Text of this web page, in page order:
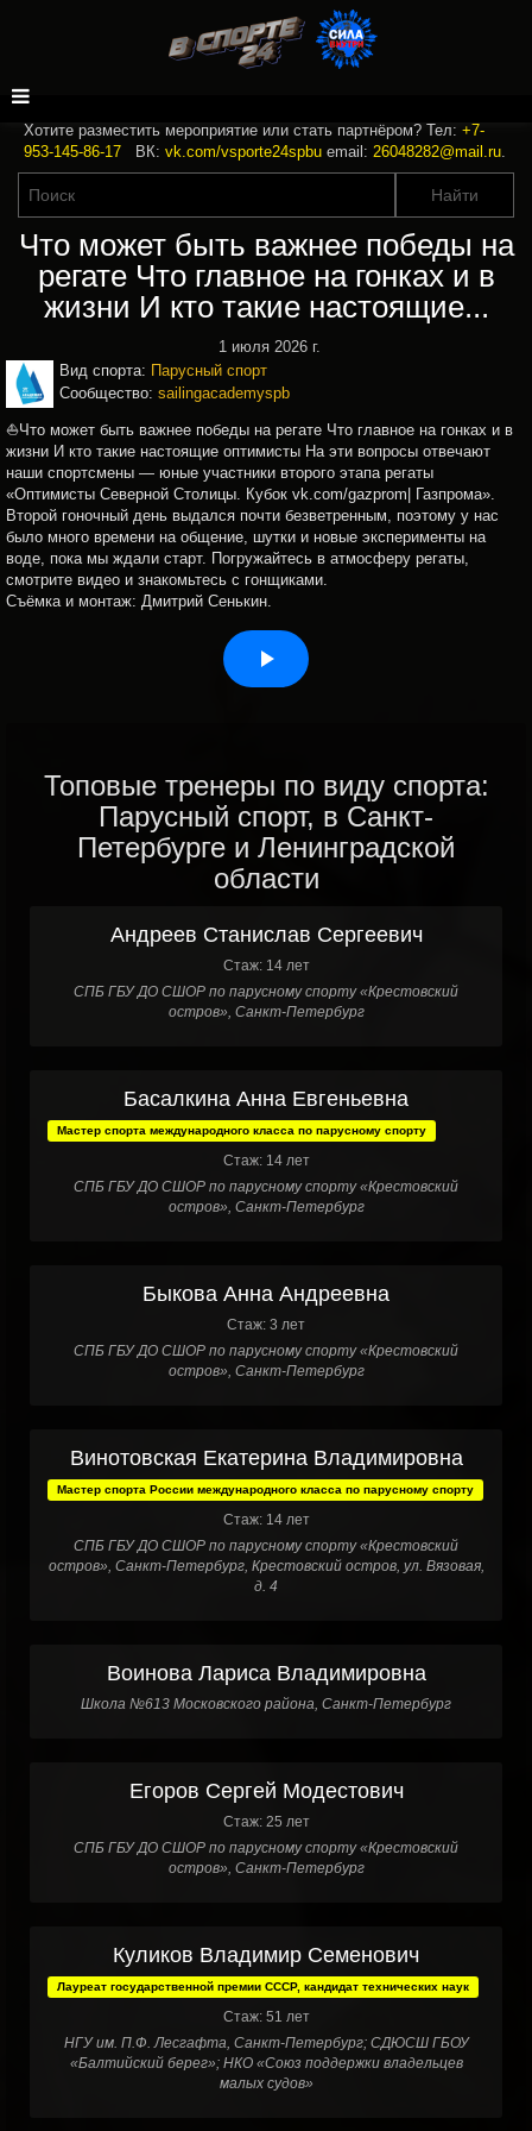
Хотите разместить мероприятие или стать партнёром? Тел: +7-
953-145-86-17 ВК: vk.com/vsporte24spbu email: 26048282@mail.ru.
Что может быть важнее победы на
регате Что главное на гонках и в
жизни И кто такие настоящие...
1 июля 2026 г.
Вид спорта: Парусный спорт
Сообщество: sailingacademyspb
⛵Что может быть важнее победы на регате Что главное на гонках и в
жизни И кто такие настоящие оптимисты На эти вопросы отвечают
наши спортсмены — юные участники второго этапа регаты
«Оптимисты Северной Столицы. Кубок vk.com/gazprom| Газпрома».
Второй гоночный день выдался почти безветренным, поэтому у нас
было много времени на общение, шутки и новые эксперименты на
воде, пока мы ждали старт. Погружайтесь в атмосферу регаты,
смотрите видео и знакомьтесь с гонщиками.
Съёмка и монтаж: Дмитрий Сенькин.
Топовые тренеры по виду спорта:
Парусный спорт, в Санкт-
Петербурге и Ленинградской
области
Андреев Станислав Сергеевич
Стаж: 14 лет
СПБ ГБУ ДО СШОР по парусному спорту «Крестовский
остров», Санкт-Петербург
Басалкина Анна Евгеньевна
Мастер спорта международного класса по парусному спорту
Стаж: 14 лет
СПБ ГБУ ДО СШОР по парусному спорту «Крестовский
остров», Санкт-Петербург
Быкова Анна Андреевна
Стаж: 3 лет
СПБ ГБУ ДО СШОР по парусному спорту «Крестовский
остров», Санкт-Петербург
Винотовская Екатерина Владимировна
Мастер спорта России международного класса по парусному спорту
Стаж: 14 лет
СПБ ГБУ ДО СШОР по парусному спорту «Крестовский
остров», Санкт-Петербург, Крестовский остров, ул. Вязовая,
д. 4
Воинова Лариса Владимировна
Школа №613 Московского района, Санкт-Петербург
Егоров Сергей Модестович
Стаж: 25 лет
СПБ ГБУ ДО СШОР по парусному спорту «Крестовский
остров», Санкт-Петербург
Куликов Владимир Семенович
Лауреат государственной премии СССР, кандидат технических наук
Стаж: 51 лет
НГУ им. П.Ф. Лесгафта, Санкт-Петербург; СДЮСШ ГБОУ
«Балтийский берег»; НКО «Союз поддержки владельцев
малых судов»